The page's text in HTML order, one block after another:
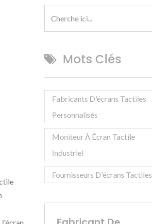
Mots Clés
Fabricants D'écrans Tactiles
Personnalisés
Moniteur À Écran Tactile
Industriel
Fournisseurs D'écrans Tactiles